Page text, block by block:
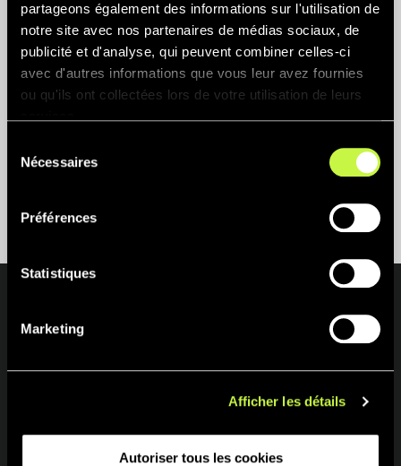
partageons également des informations sur l'utilisation de
notre site avec nos partenaires de médias sociaux, de
publicité et d'analyse, qui peuvent combiner celles-ci
avec d'autres informations que vous leur avez fournies
ou qu'ils ont collectées lors de votre utilisation de leurs
Nécessaires
Préférences
Statistiques
Marketing
Afficher les détails
Autoriser tous les cookies
Économie Ciculaire Collaborative: La clué du
progrès
Circular Thinking